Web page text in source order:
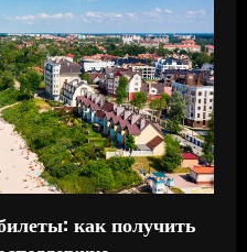
как получить